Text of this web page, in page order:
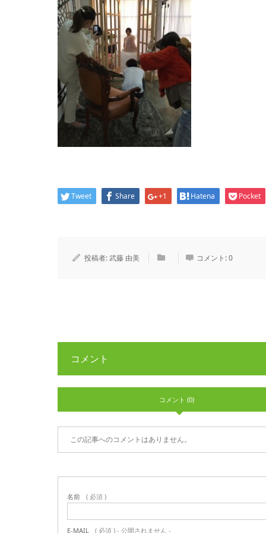
Tweet Share +1 Hatena Pocket
投稿者:武藤 由美 コメント:0
コメント
コメント (0)
この記事へのコメントはありません。
名前 ( 必須 )
E-MAIL ( 必須 ) - 公開されません -